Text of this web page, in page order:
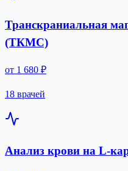
Транскраниальная
(ТКМС)
от 1 680 ₽
18 врачей
Анализ крови на L-